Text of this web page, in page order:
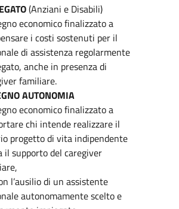
(Anziani e Disabili)
economico finalizzato a
i costi sostenuti per il
di assistenza regolarmente
anche in presenza di
familiare.
AUTONOMIA
economico finalizzato a
chi intende realizzare il
progetto di vita indipendente
il supporto del caregiver
l’ausilio di un assistente
autonomamente scelto e